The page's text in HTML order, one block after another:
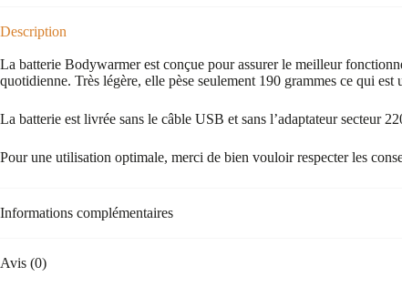
Description
La batterie Bodywarmer est conçue pour assurer le meilleur
quotidienne. Très légère, elle pèse seulement 190 grammes ce qui
La batterie est livrée sans le câble USB et sans l’adaptateur secteur
Pour une utilisation optimale, merci de bien vouloir respecter les
Informations complémentaires
Avis (0)